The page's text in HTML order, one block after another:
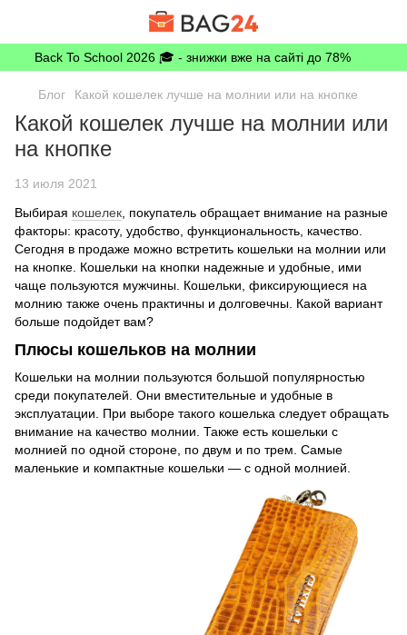
Back To School 2026 🎓 - знижки вже на сайті до 78%
Блог Какой кошелек лучше на молнии или на кнопке
Какой кошелек лучше на молнии или
на кнопке
13 июля 2021
Выбирая кошелек , покупатель обращает внимание на разные
факторы: красоту, удобство, функциональность, качество.
Сегодня в продаже можно встретить кошельки на молнии или
на кнопке. Кошельки на кнопки надежные и удобные, ими
чаще пользуются мужчины. Кошельки, фиксирующиеся на
молнию также очень практичны и долговечны. Какой вариант
больше подойдет вам?
Плюсы кошельков на молнии
Кошельки на молнии пользуются большой популярностью
среди покупателей. Они вместительные и удобные в
эксплуатации. При выборе такого кошелька следует обращать
внимание на качество молнии. Также есть кошельки с
молнией по одной стороне, по двум и по трем. Самые
маленькие и компактные кошельки — с одной молнией.